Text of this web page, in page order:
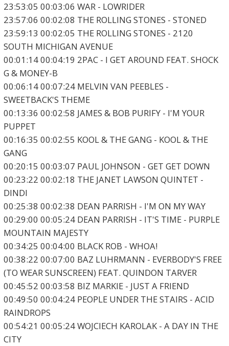
23:53:05 00:03:06 WAR - LOWRIDER
23:57:06 00:02:08 THE ROLLING STONES - STONED
23:59:13 00:02:05 THE ROLLING STONES - 2120
SOUTH MICHIGAN AVENUE
00:01:14 00:04:19 2PAC - I GET AROUND FEAT. SHOCK
G & MONEY-B
00:06:14 00:07:24 MELVIN VAN PEEBLES -
SWEETBACK'S THEME
00:13:36 00:02:58 JAMES & BOB PURIFY - I'M YOUR
PUPPET
00:16:35 00:02:55 KOOL & THE GANG - KOOL & THE
GANG
00:20:15 00:03:07 PAUL JOHNSON - GET GET DOWN
00:23:22 00:02:18 THE JANET LAWSON QUINTET -
DINDI
00:25:38 00:02:38 DEAN PARRISH - I'M ON MY WAY
00:29:00 00:05:24 DEAN PARRISH - IT'S TIME - PURPLE
MOUNTAIN MAJESTY
00:34:25 00:04:00 BLACK ROB - WHOA!
00:38:22 00:07:00 BAZ LUHRMANN - EVERBODY'S FREE
(TO WEAR SUNSCREEN) FEAT. QUINDON TARVER
00:45:52 00:03:58 BIZ MARKIE - JUST A FRIEND
00:49:50 00:04:24 PEOPLE UNDER THE STAIRS - ACID
RAINDROPS
00:54:21 00:05:24 WOJCIECH KAROLAK - A DAY IN THE
CITY